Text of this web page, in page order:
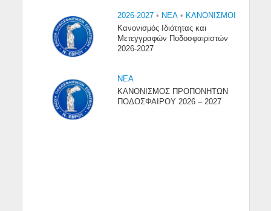
2026-2027 • NEA • ΚΑΝΟΝΙΣΜΟΙ
Κανονισμός Ιδιότητας και
Μετεγγραφών Ποδοσφαιριστών
2026-2027
NEA
ΚΑΝΟΝΙΣΜΟΣ ΠΡΟΠΟΝΗΤΩΝ
ΠΟΔΟΣΦΑΙΡΟΥ 2026 – 2027